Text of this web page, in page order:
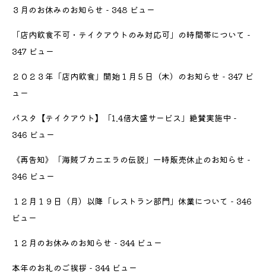
３月のお休みのお知らせ - 348 ビュー
「店内飲食不可・テイクアウトのみ対応可」の時間帯について -
347 ビュー
２０２３年「店内飲食」開始１月５日（木）のお知らせ - 347 ビ
ュー
パスタ【テイクアウト】「1.4倍大盛サービス」絶賛実施中 -
346 ビュー
《再告知》「海賊ブカニエラの伝説」一時販売休止のお知らせ -
346 ビュー
１２月１９日（月）以降「レストラン部門」休業について - 346
ビュー
１２月のお休みのお知らせ - 344 ビュー
本年のお礼のご挨拶 - 344 ビュー